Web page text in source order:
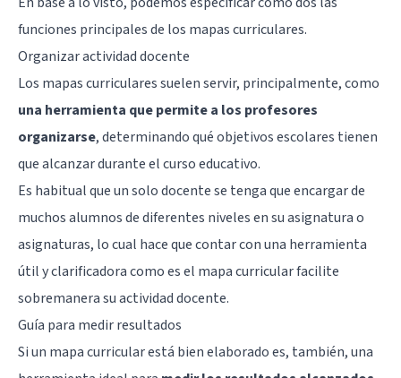
funciones principales de los mapas curriculares.
Organizar actividad docente
Los mapas curriculares suelen servir, principalmente, como
una herramienta que permite a los profesores
organizarse, determinando qué objetivos escolares tienen
que alcanzar durante el curso educativo.
Es habitual que un solo docente se tenga que encargar de
muchos alumnos de diferentes niveles en su asignatura o
asignaturas, lo cual hace que contar con una herramienta
útil y clarificadora como es el mapa curricular facilite
sobremanera su actividad docente.
Guía para medir resultados
Si un mapa curricular está bien elaborado es, también, una